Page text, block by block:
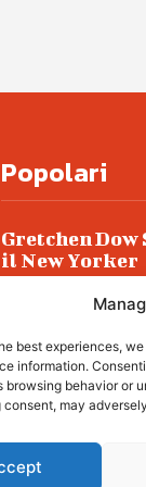
best experiences,
information.
browsing behavior or
may
Popolari
Gretchen Dow
il New Yorker
Ancora
Podlech, il
all’ergastolo
Era ubriaca…